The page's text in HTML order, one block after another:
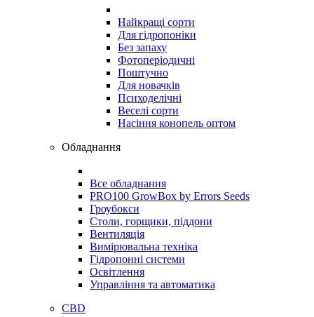
Найкращі сорти
Для гідропоніки
Без запаху
Фотоперіодичні
Поштучно
Для новачків
Психоделічні
Веселі сорти
Насіння конопель оптом
Обладнання
Все обладнання
PRO100 GrowBox by Errors Seeds
Гроубокси
Столи, горщики, піддони
Вентиляція
Вимірювальна техніка
Гідропонні системи
Освітлення
Управління та автоматика
CBD